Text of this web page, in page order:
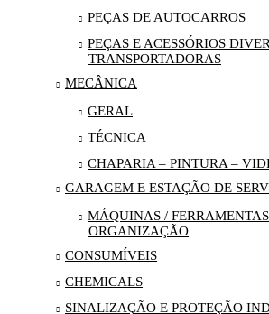
PEÇAS DE AUTOCARROS
PEÇAS E ACESSÓRIOS
TRANSPORTADORAS
MECÂNICA
GERAL
TÉCNICA
CHAPARIA – PINTURA –
GARAGEM E ESTAÇÃO DE
MÁQUINAS /
ORGANIZAÇÃO
CONSUMÍVEIS
CHEMICALS
SINALIZAÇÃO E PROTEÇÃO